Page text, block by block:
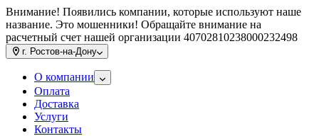
Внимание! Появились компании, которые используют наше
название. Это мошенники! Обращайте внимание на
расчетный счет нашей организации 40702810238000232498
г. Ростов-на-Дону
О компании
Оплата
Доставка
Услуги
Контакты